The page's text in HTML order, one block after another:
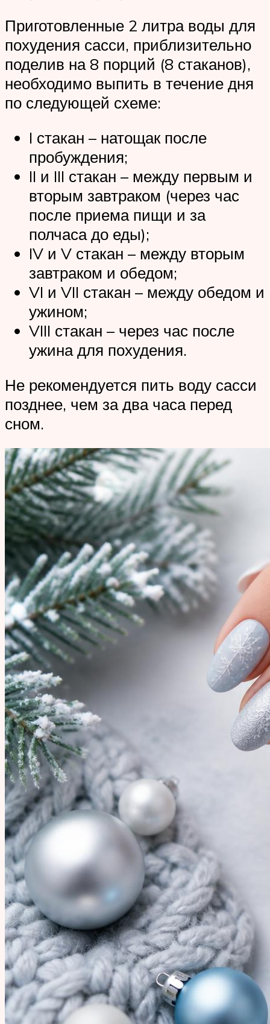
Приготовленные 2 литра воды для
похудения сасси, приблизительно
поделив на 8 порций (8 стаканов),
необходимо выпить в течение дня
по следующей схеме:
I стакан – натощак после
пробуждения;
II и III стакан – между первым и
вторым завтраком (через час
после приема пищи и за
полчаса до еды);
IV и V стакан – между вторым
завтраком и обедом;
VI и VII стакан – между обедом и
ужином;
VIII стакан – через час после
ужина для похудения.
Не рекомендуется пить воду сасси
позднее, чем за два часа перед
сном.